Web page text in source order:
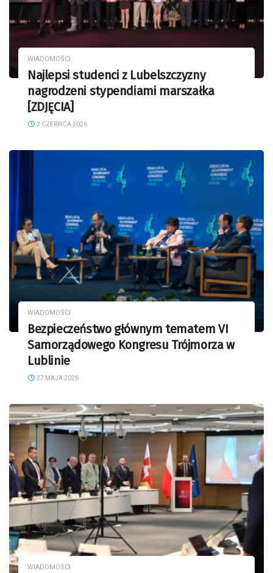
WIADOMOŚCI
Najlepsi studenci z Lubelszczyzny
nagrodzeni stypendiami marszałka
[ZDJĘCIA]
2 CZERWCA 2026
WIADOMOŚCI
Bezpieczeństwo głównym tematem VI
Samorządowego Kongresu Trójmorza w
Lublinie
27 MAJA 2026
WIADOMOŚCI